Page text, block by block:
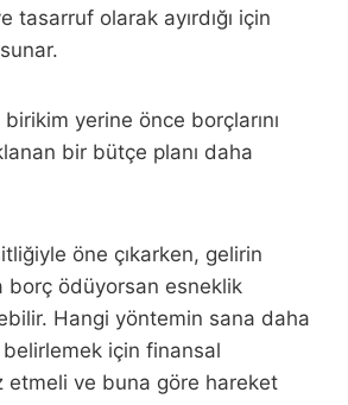
tasarruf olarak ayırdığı için
yerine önce borçlarını
bir bütçe planı daha
öne çıkarken, gelirin
borç ödüyorsan esneklik
Hangi yöntemin sana daha
için finansal
etmeli ve buna göre hareket